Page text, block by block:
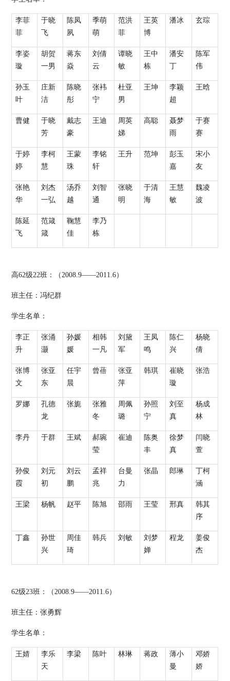
李菲
菲
于晓
飞
陈凤
夙
季萌
萌
范洪
菲
王英
博
潘冰 玄琮
李姿
璇
胡贺
一男
蒋东
焱
刘倩
云
谭晓
敏
王中
栋
潘安
丁
陈军
伟
孙玉
叶
庄新
洁
陈晓
彤
张袆
宁
杜亚
男
王坤
李颖
超
王晗
曹健
于晓
芳
戴志
豪
王迪
周英
娣
高聪
聂梦
雨
于赛
赛
于婷
婷
李柯
慧
王蒙
珠
李铭
轩
王升 范坤
彭玉
嘉
宋小
友
张艳
华
刘杰
一弘
汤乔
越
刘智
通
张晓
明
于清
海
王慧
敏
魏凌
波
陈延
飞
范箴
箴
鞠慧
佳
李乃
栋
高62级22班：（2008.9——2011.6）
班主任：冯纪群
学生名单：
李正
升
张涌
灏
孙媛
媛
相韩
一凡
刘黛
军
王凤
鸣
陈仁
兴
杨晓
倩
张博
文
张亚
东
任宇
晨
曾蓓
张亚
萍
韩琪
崔晓
璇
张浩
罗娜
孔德
龙
张旎
张雅
冬
周佩
璐
孙照
宁
刘至
真
杨成
林
李丹 于群 王斌
郝琬
莹
崔迪
陈奥
丰
徐梦
真
闫晓
萱
孙俊
霞
刘元
初
刘云
鹏
孟祥
兆
台曼
力
张晶 郎琳
丁柯
涵
王梁 杨帆 赵平 陈旭 邵雨 王莹 邢真
韩其
序
丁鑫
孙世
兴
周佳
琦
韩兵 刘敏
刘梦
婵
程龙
姜俊
杰
62级23班：（2008.9——2011.6）
班主任：张勇辉
学生名单：
王婧
李乐
天
李梁 陈叶 林琳 蒋政
薄小
曼
邓娇
娇